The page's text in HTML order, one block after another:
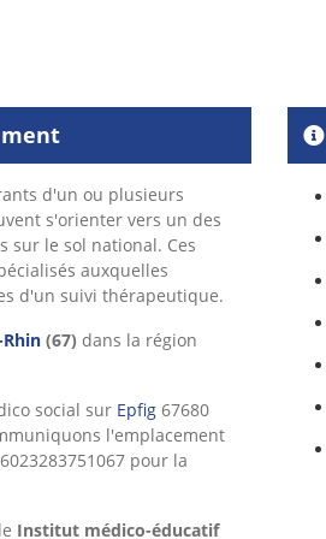
d'un ou plusieurs
s'orienter vers un des
sur le sol national. Ces
auxquelles
d'un suivi thérapeutique.
Rhin (67) dans la région
social sur Epfig 67680
l'emplacement
pour la
Institut médico-éducatif